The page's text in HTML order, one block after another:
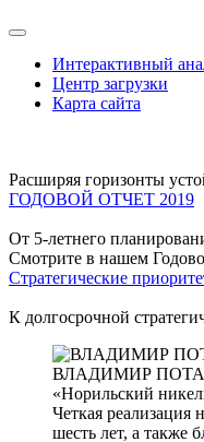
Интерактивный
Центр загрузки
Карта сайта
Расширяя горизонты
ГОДОВОЙ ОТЧЕТ 2019
От 5-летнего
Смотрите в нашем
Стратегические
К долгосрочной
ВЛАДИМИР
«Норильский
Четкая реализация
шесть лет, а также